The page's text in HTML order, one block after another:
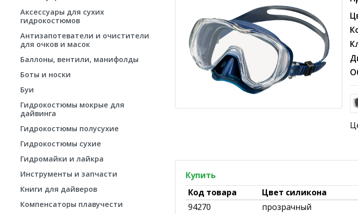
Аксессуары для сухих
гидрокостюмов
Антизапотеватели и очистители
для очков и масок
Баллоны, вентили, манифолды
Боты и носки
Буи
Гидрокостюмы мокрые для
дайвинга
Гидрокостюмы полусухие
Гидрокостюмы сухие
Гидромайки и лайкра
Инструменты и запчасти
Книги для дайверов
Компенсаторы плавучести
Купить
Код товара
Цвет силикона
94270
прозрачный